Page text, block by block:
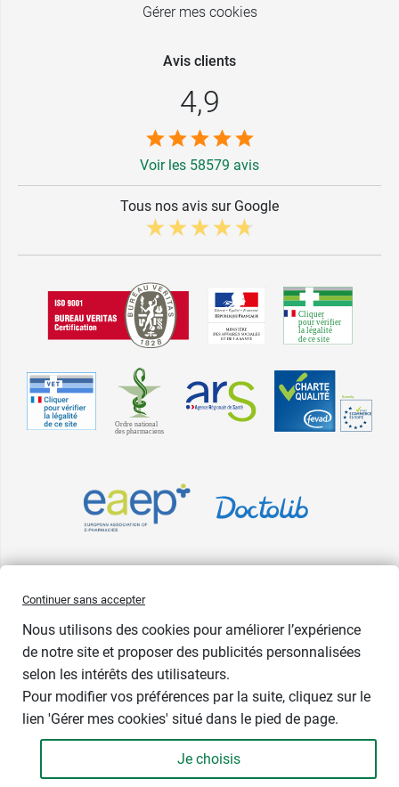
- +
Bientôt de retour
Gérer mes cookies
Avis clients
4,9
Voir les 58579 avis
Tous nos avis sur Google
Pharma GDD adhère à la Fédération du e-commerce et de la vente à
européen Ecommerce Europe Trustmark.
Continuer sans accepter
Nous utilisons des cookies pour améliorer l’expérience
de notre site et proposer des publicités personnalisées
selon les intérêts des utilisateurs.
Pour modifier vos préférences par la suite, cliquez sur le
lien 'Gérer mes cookies' situé dans le pied de page.
Je choisis